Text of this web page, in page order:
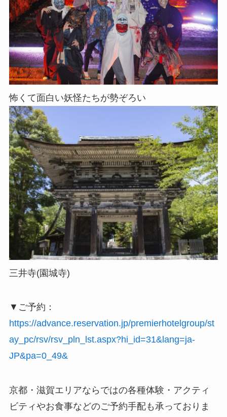
怖くて面白い妖怪たちが勢ぞろい
三井寺(園城寺)
▼ご予約：
https://advance.reservation.jp/premierhotelgroup/st
ay_pc/rsv/rsv_pln_lst.aspx?hi_id=31&lang=ja-
JP&pa=0_49&
京都・滋賀エリアならではの各種体験・アクティ
ビティやお食事などのご予約手配も承っておりま